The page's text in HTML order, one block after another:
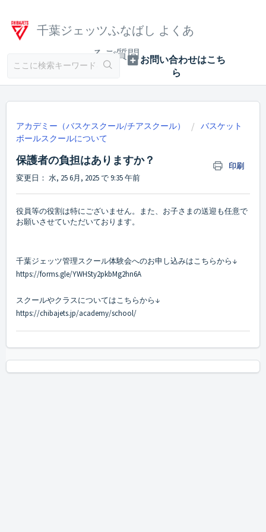
千葉ジェッツふなばし よくあ
るご質問
アカデミー（バスケスクール/チアスクール）
バスケット
ボールスクールについて
保護者の負担はありますか？ 印刷
変更日： 水, 25 6月, 2025 で 9:35 午前
役員等の役割は特にございません。また、お子さまの送迎も任意で
お願いさせていただいております。
千葉ジェッツ管理スクール体験会へのお申し込みはこちらから↓
https://forms.gle/YWHSty2pkbMg2hn6A
スクールやクラスについてはこちらから↓
https://chibajets.jp/academy/school/